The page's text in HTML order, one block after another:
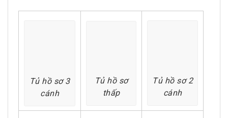
Tủ hồ sơ 3
cánh
Tủ hồ sơ
thấp
Tủ hồ sơ 2
cánh